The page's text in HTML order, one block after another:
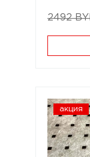
2492
акция